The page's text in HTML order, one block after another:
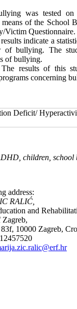
was tested
means of the School
Victim Questionnaire.
indicate a
of bullying. The
of bullying.
The results of this
concerning
Deficit/
children, school
address:
RALIĆ,
and
10000 Zagreb,